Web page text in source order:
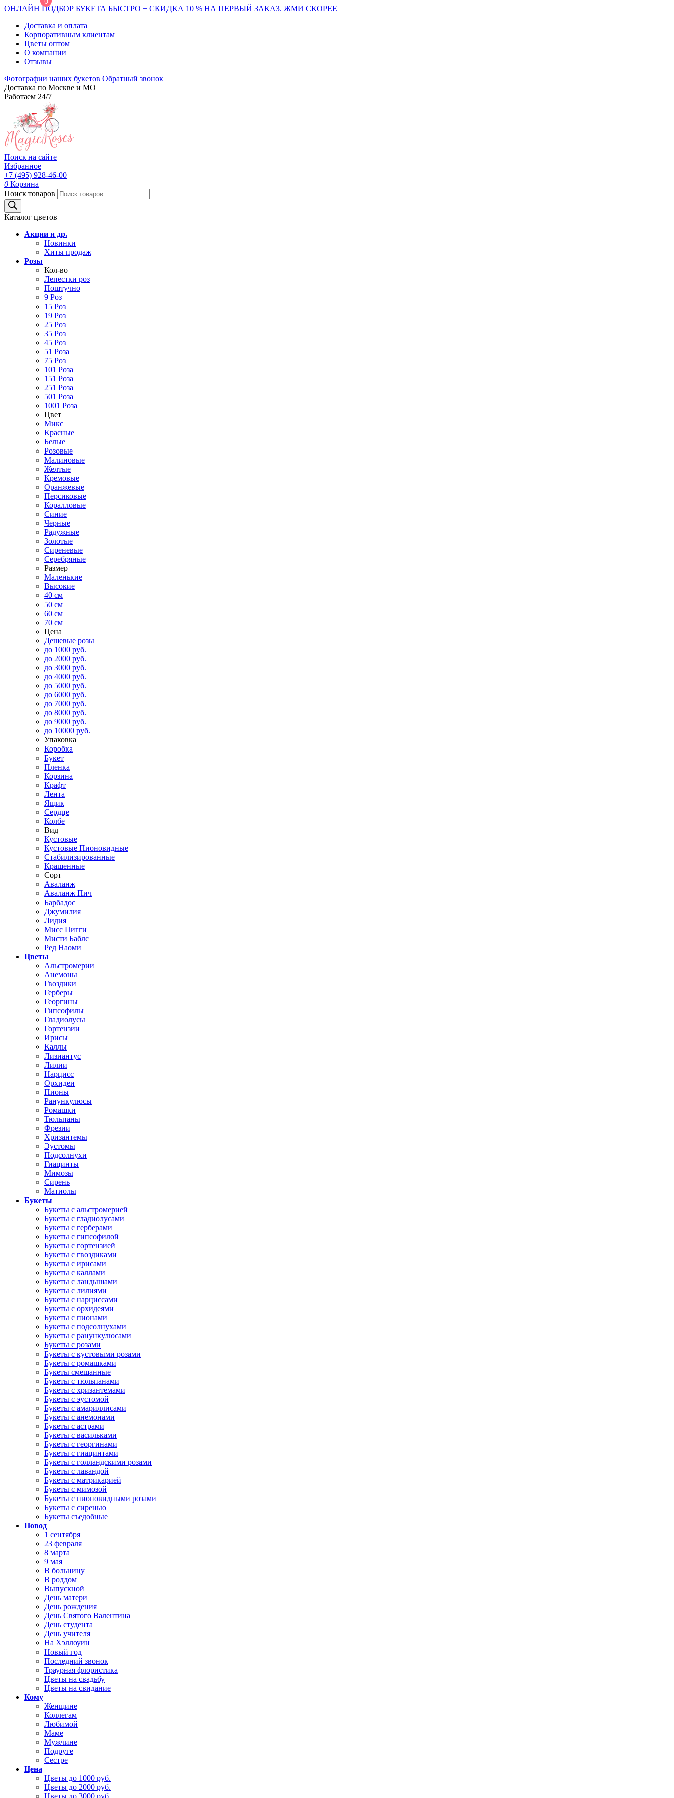
ОНЛАЙН ПОДБОР БУКЕТА БЫСТРО + СКИДКА 10 % НА ПЕРВЫЙ ЗАКАЗ. ЖМИ СКОРЕЕ
Доставка и оплата
Корпоративным клиентам
Цветы оптом
О компании
Отзывы
Фотографии наших букетов Обратный звонок
Доставка по Москве и МО
Работаем 24/7
Поиск на сайте
Избранное
+7 (495) 928-46-00
0 Корзина
Поиск товаров
Каталог цветов
Акции и др.
Новинки
Хиты продаж
Розы
Кол-во
Лепестки роз
Поштучно
9 Роз
15 Роз
19 Роз
25 Роз
35 Роз
45 Роз
51 Роза
75 Роз
101 Роза
151 Роза
251 Роза
501 Роза
1001 Роза
Цвет
Микс
Красные
Белые
Розовые
Малиновые
Желтые
Кремовые
Оранжевые
Персиковые
Коралловые
Синие
Черные
Радужные
Золотые
Сиреневые
Серебряные
Размер
Маленькие
Высокие
40 см
50 см
60 см
70 см
Цена
Дешевые розы
до 1000 руб.
до 2000 руб.
до 3000 руб.
до 4000 руб.
до 5000 руб.
до 6000 руб.
до 7000 руб.
до 8000 руб.
до 9000 руб.
до 10000 руб.
Упаковка
Коробка
Букет
Пленка
Корзина
Крафт
Лента
Ящик
Сердце
Колбе
Вид
Кустовые
Кустовые Пионовидные
Стабилизированные
Крашенные
Сорт
Аваланж
Аваланж Пич
Барбадос
Джумилия
Лидия
Мисс Пигги
Мисти Баблс
Ред Наоми
Цветы
Альстромерии
Анемоны
Гвоздики
Герберы
Георгины
Гипсофилы
Гладиолусы
Гортензии
Ирисы
Каллы
Лизиантус
Лилии
Нарцисс
Орхидеи
Пионы
Ранункулюсы
Ромашки
Тюльпаны
Фрезии
Хризантемы
Эустомы
Подсолнухи
Гиацинты
Мимозы
Сирень
Матиолы
Букеты
Букеты с альстромерией
Букеты с гладиолусами
Букеты с герберами
Букеты с гипсофилой
Букеты с гортензией
Букеты с гвоздиками
Букеты с ирисами
Букеты с каллами
Букеты с ландышами
Букеты с лилиями
Букеты с нарциссами
Букеты с орхидеями
Букеты с пионами
Букеты с подсолнухами
Букеты с ранункулюсами
Букеты с розами
Букеты с кустовыми розами
Букеты с ромашками
Букеты смешанные
Букеты с тюльпанами
Букеты с хризантемами
Букеты с эустомой
Букеты с амариллисами
Букеты с анемонами
Букеты с астрами
Букеты с васильками
Букеты с георгинами
Букеты с гиацинтами
Букеты с голландскими розами
Букеты с лавандой
Букеты с матрикарией
Букеты с мимозой
Букеты с пионовидными розами
Букеты с сиренью
Букеты съедобные
Повод
1 сентября
23 февраля
8 марта
9 мая
В больницу
В роддом
Выпускной
День матери
День рождения
День Святого Валентина
День студента
День учителя
На Хэллоуин
Новый год
Последний звонок
Траурная флористика
Цветы на свадьбу
Цветы на свидание
Кому
Женщине
Коллегам
Любимой
Маме
Мужчине
Подруге
Сестре
Цена
Цветы до 1000 руб.
Цветы до 2000 руб.
Цветы до 3000 руб.